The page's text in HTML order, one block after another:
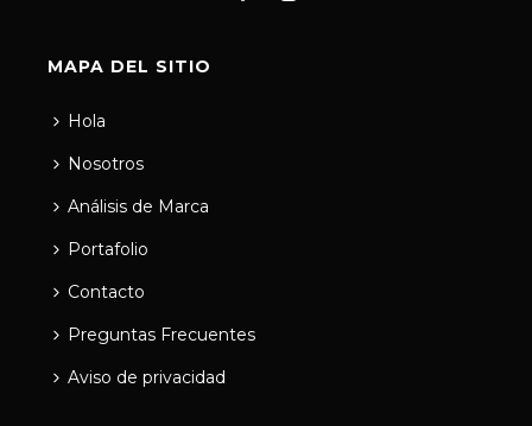
MAPA DEL SITIO
Hola
Nosotros
Análisis de Marca
Portafolio
Contacto
Preguntas Frecuentes
Aviso de privacidad